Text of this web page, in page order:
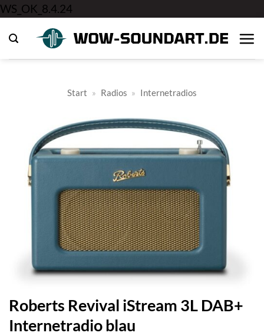
WS_OK_8.4.24
springen
Start » Radios » Internetradios
Roberts Revival iStream 3L DAB+
Internetradio blau